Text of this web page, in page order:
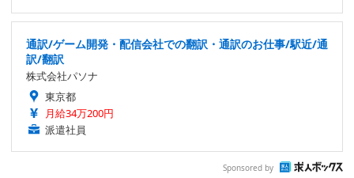
通訳/ゲーム開発・配信会社での翻訳・通訳のお仕事/駅近/通
訳/翻訳
株式会社パソナ
東京都
月給34万200円
派遣社員
Sponsored by